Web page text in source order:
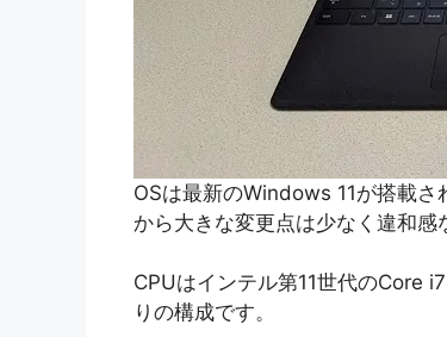
OSは最新のWindows 11が搭載
から大きな変更点は少なく違和感
CPUはインテル第11世代のCore
りの構成です。